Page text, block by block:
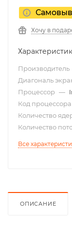
Хочу в
Производитель
Диагональ
Процессор —
Код процессора
Количество
Количество
Все
ОПИСАНИЕ